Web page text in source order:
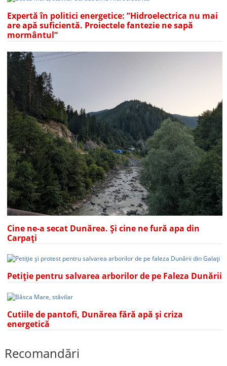
Expertă în politici energetice: ”Hidroelectrica nu mai
are apă suficientă. Proiectele fantezie ne sapă
mormântul”
Cine ne-a secat Dunărea. Și cine ne fură apa din
Carpați
Petiție pentru salvarea arborilor de pe Faleza Dunării
Cutiile de pantofi, Dunărea fără apă și criza
energetică
Recomandări